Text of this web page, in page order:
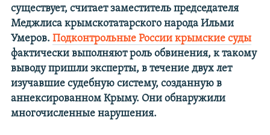
существует, считает заместитель председателя
Меджлиса крымскотатарского народа Ильми
Умеров. Подконтрольные России крымские суды
фактически выполняют роль обвинения, к такому
выводу пришли эксперты, в течение двух лет
изучавшие судебную систему, созданную в
аннексированном Крыму. Они обнаружили
многочисленные нарушения.